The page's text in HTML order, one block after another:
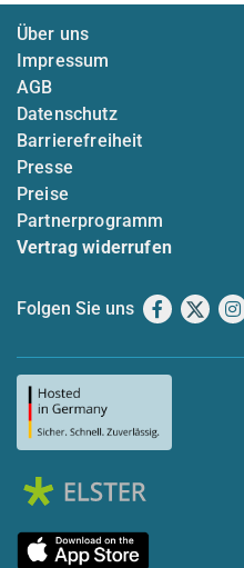
Über uns
Impressum
AGB
Datenschutz
Barrierefreiheit
Presse
Preise
Partnerprogramm
Vertrag widerrufen
Folgen Sie uns Facebook
X